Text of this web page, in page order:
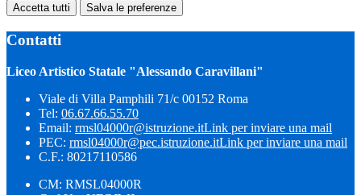
Accetta tutti Salva le preferenze
Contatti
Liceo Artistico Statale "Alessando Caravillani"
Viale di Villa Pamphili 71/c 00152 Roma
Tel: 06.67.66.55.70
Email: rmsl04000r@istruzione.itLink per inviare una mail
PEC: rmsl04000r@pec.istruzione.itLink per inviare una mail
C.F.: 80217110586
CM: RMSL04000R